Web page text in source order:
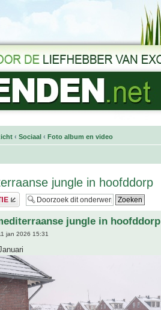
‹ Sociaal ‹ Foto album en video
jungle in hoofddorp
jungle in hoofddorp
jan 2026 15:31